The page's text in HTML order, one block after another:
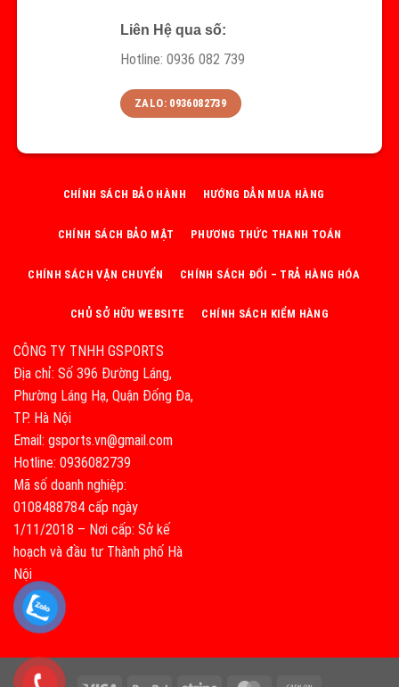
Liên Hệ qua số:
Hotline: 0936 082 739
ZALO: 0936082739
CÔNG TY TNHH GSPORTS
Địa chỉ: Số 396 Đường Láng,
Phường Láng Hạ, Quận Đống Đa,
TP. Hà Nội
Email: gsports.vn@gmail.com
Hotline: 0936082739
Mã số doanh nghiệp:
0108488784 cấp ngày
1/11/2018 – Nơi cấp: Sở kế
hoạch và đầu tư Thành phố Hà
Nội
CHÍNH SÁCH BẢO HÀNH HƯỚNG DẪN MUA HÀNG
CHÍNH SÁCH BẢO MẬT PHƯƠNG THỨC THANH TOÁN
CHÍNH SÁCH VẬN CHUYỂN CHÍNH SÁCH ĐỔI – TRẢ HÀNG HÓA
CHỦ SỞ HỮU WEBSITE CHÍNH SÁCH KIỂM HÀNG